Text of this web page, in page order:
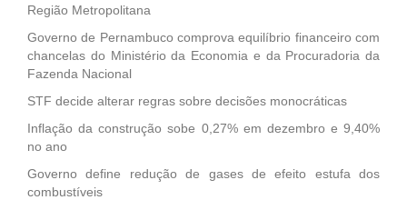
Região Metropolitana
Governo de Pernambuco comprova equilíbrio financeiro com
chancelas do Ministério da Economia e da Procuradoria da
Fazenda Nacional
STF decide alterar regras sobre decisões monocráticas
Inflação da construção sobe 0,27% em dezembro e 9,40%
no ano
Governo define redução de gases de efeito estufa dos
combustíveis